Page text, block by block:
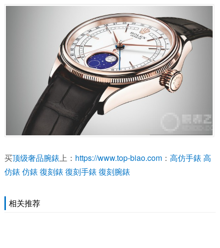
买顶级奢品腕錶上： https://www.top-biao.com： 高仿手錶 高
仿錶 仿錶 復刻錶 復刻手錶 復刻腕錶
相关推荐